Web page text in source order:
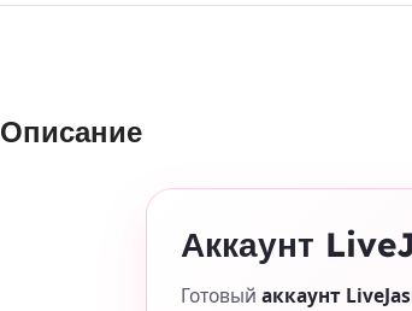
Описание
Аккаунт
Готовый аккаунт